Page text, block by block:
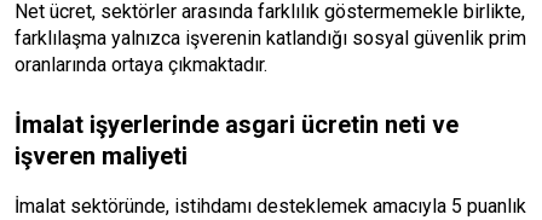
Net ücret, sektörler arasında farklılık göstermemekle birlikte,
farklılaşma yalnızca işverenin katlandığı sosyal güvenlik prim
oranlarında ortaya çıkmaktadır.
İmalat işyerlerinde asgari ücretin neti ve
işveren maliyeti
İmalat sektöründe, istihdamı desteklemek amacıyla 5 puanlık